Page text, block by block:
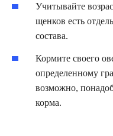
Учитывайте
щенков есть
состава.
Кормите своего
определенному
возможно,
корма.